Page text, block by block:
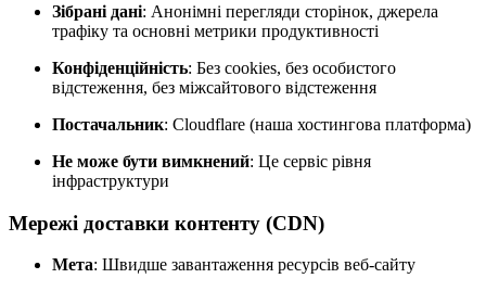
Зібрані дані: Анонімні перегляди сторінок, джерела
трафіку та основні метрики продуктивності
Конфіденційність: Без cookies, без особистого
відстеження, без міжсайтового відстеження
Постачальник: Cloudflare (наша хостингова платформа)
Не може бути вимкнений: Це сервіс рівня
інфраструктури
Мережі доставки контенту (CDN)
Мета: Швидше завантаження ресурсів веб-сайту